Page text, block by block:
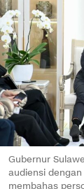
Gubernur
audiensi
membahas